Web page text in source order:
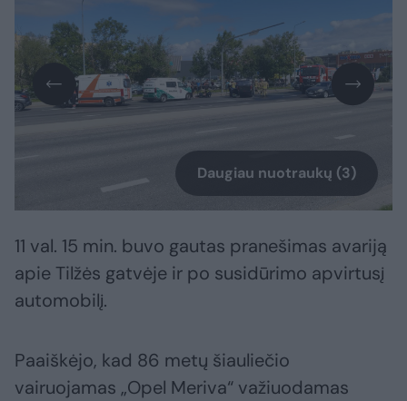
Daugiau nuotraukų (3)
11 val. 15 min. buvo gautas pranešimas avariją
apie Tilžės gatvėje ir po susidūrimo apvirtusį
automobilį.
Paaiškėjo, kad 86 metų šiauliečio
vairuojamas „Opel Meriva“ važiuodamas